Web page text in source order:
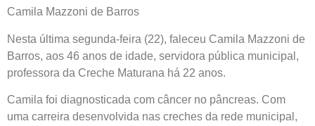
Camila Mazzoni de Barros
Nesta última segunda-feira (22), faleceu Camila Mazzoni de
Barros, aos 46 anos de idade, servidora pública municipal,
professora da Creche Maturana há 22 anos.
Camila foi diagnosticada com câncer no pâncreas. Com
uma carreira desenvolvida nas creches da rede municipal,